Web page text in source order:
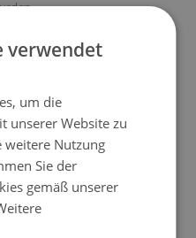
oder pflichtwidrige
keine Ansprüche
auf Bestellung gefertigt
verwendet
um die
unserer Website zu
weitere Nutzung
Sie der
gemäß unserer